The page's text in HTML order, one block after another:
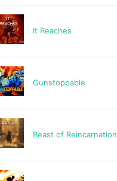
It Reaches
Gunstoppable
Beast of Reincarnation